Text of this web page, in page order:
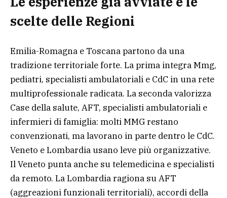
scelte delle Regioni
Emilia-Romagna e Toscana partono da una
tradizione territoriale forte. La prima integra Mmg,
pediatri, specialisti ambulatoriali e CdC in una rete
multiprofessionale radicata. La seconda valorizza
Case della salute, AFT, specialisti ambulatoriali e
infermieri di famiglia: molti MMG restano
convenzionati, ma lavorano in parte dentro le CdC.
Veneto e Lombardia usano leve più organizzative.
Il Veneto punta anche su telemedicina e specialisti
da remoto. La Lombardia ragiona su AFT
(aggreazioni funzionali territoriali), accordi della